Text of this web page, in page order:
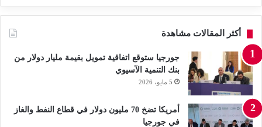
أكثر المقالات مشاهدة
جورجيا ستوقع اتفاقية تمويل بقيمة مليار دولار من
بنك التنمية الآسيوي
5 مايو، 2026
أمريكا تضخ 70 مليون دولار في قطاع النفط والغاز
في جورجيا